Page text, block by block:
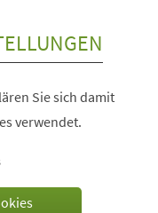
Sie sich damit
verwendet.